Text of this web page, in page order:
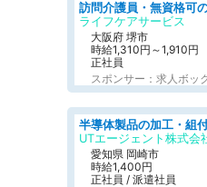
訪問介護員・無資格可
ライフケアサービス
大阪府 堺市
時給1,310円～1,910円
正社員
スポンサー：求人ボッ
UTエージェント株式会
愛知県 岡崎市
時給1,400円
正社員 / 派遣社員